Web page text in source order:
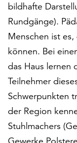
Ihr
Einverständnis
jederzeit
ändern
widerrufen.
Dafür
steht
Ihnen
am
Ende
der
bildhafte
Rundgänge).
Menschen ist
können. Bei
das Haus lernen
Teilnehmer
Schwerpunkten
der Region
Stuhlmachers